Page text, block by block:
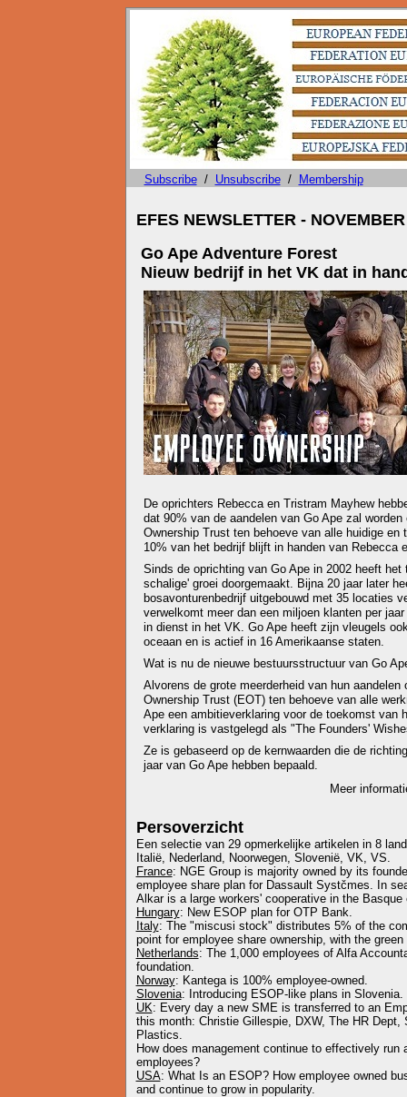
Subscribe/ Unsubscribe/ Membership
EFES NEWSLETTER -
Go Ape Adventure Forest
Nieuw bedrijf in het VK dat in
De oprichters Rebecca en Tristram Mayhew
dat 90% van de aandelen van Go Ape zal
Ownership Trust ten behoeve van alle huidige en
10% van het bedrijf blijft in handen van Rebecca
Sinds de oprichting van Go Ape in 2002 heeft
schalige' groei doorgemaakt. Bijna 20 jaar later
bosavonturenbedrijf uitgebouwd met 35 locaties
verwelkomt meer dan een miljoen klanten per
in dienst in het VK. Go Ape heeft zijn vleugels
oceaan en is actief in 16 Amerikaanse staten.
Wat is nu de nieuwe bestuursstructuur van Go
Alvorens de grote meerderheid van hun
Ownership Trust (EOT) ten behoeve van alle
Ape een ambitieverklaring voor de toekomst van
verklaring is vastgelegd als "The Founders'
Ze is gebaseerd op de kernwaarden die de
jaar van Go Ape hebben bepaald.
Meer
Persoverzicht
Een selectie van 29 opmerkelijke artikelen in 8
Italië, Nederland, Noorwegen, Slovenië, VK, VS.
France: NGE Group is majority owned by its
employee share plan for Dassault Systčmes. In
Alkar is a large workers' cooperative in the Basque
Hungary: New ESOP plan for OTP Bank.
Italy: The "miscusi stock" distributes 5% of the
point for employee share ownership, with the
Netherlands: The 1,000 employees of Alfa
foundation.
Norway: Kantega is 100% employee-owned.
Slovenia: Introducing ESOP-like plans in Slovenia.
UK: Every day a new SME is transferred to an
this month: Christie Gillespie, DXW, The HR
Plastics.
How does management continue to effectively
employees?
USA: What Is an ESOP? How employee owned
and continue to grow in popularity.